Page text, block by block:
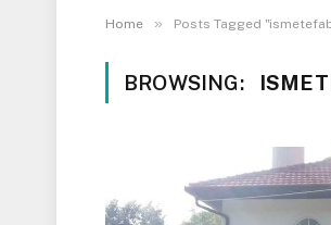
Home » Posts Tagged
BROWSING: